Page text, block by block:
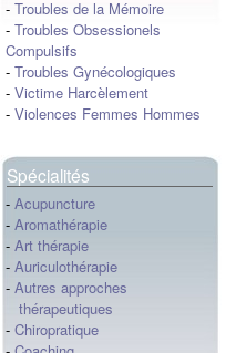
- Troubles de la Mémoire
- Troubles Obsessionels
Compulsifs
- Troubles Gynécologiques
- Victime Harcèlement
- Violences Femmes Hommes
Spécialités
- Acupuncture
- Aromathérapie
- Art thérapie
- Auriculothérapie
- Autres approches
thérapeutiques
- Chiropratique